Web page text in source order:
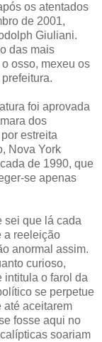
os atentados
de 2001,
Giuliani.
das mais
osso, mexeu os
foi aprovada
dos
estreita
Nova York
de 1990, que
se apenas
sei que lá cada
a reeleição
anormal assim.
curioso,
intitula o farol da
se perpetue
até aceitarem
fosse aqui no
soariam